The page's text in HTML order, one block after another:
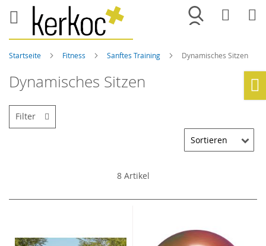
Merkliste
Startseite Fitness Sanftes Training Dynamisches Sitzen
Dynamisches Sitzen
8Artikel
Filter